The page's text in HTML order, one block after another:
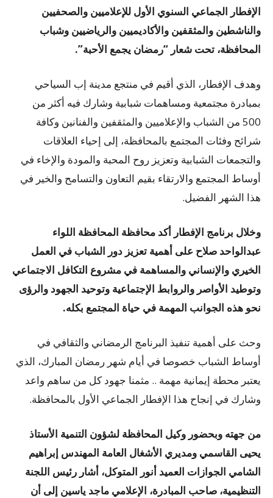
الإفطار الجماعي السنوي الأول للإعلاميين والصحفيين
والناشطين والمثقفين والأكاديميين والرياضيين وشباب
المحافظة، تحت شعار “رمضان يجمع الأحبة”.
وهدف الإفطار، الذي أقيم في منتجع مدينة إب السياحي
بمبادرة مجتمعية ومساهمات شبابية وشارك فيه أكثر من
500 من الشباب والإعلاميين والمثقفين والفنانين وكافة
شرائح وفئات المجتمع بالمحافظة، إلى إحياء العلاقات
والتجمعات الشبابية وتعزيز روح المحبة والمودة والإخاء في
أوساط المجتمع والارتقاء بقيم التعاون والتسامح والخير في
هذا الشهر الفضيل.
وخلال برنامج الإفطار أكد محافظة المحافظة اللواء
عبدالواحد صلاح على أهمية تعزيز دور الشباب في العمل
الخيري والإنساني والمساهمة في مشروع التكافل الاجتماعي
وتوطيد الأواصر والروابط الإجتماعية وتوحيد الجهود والرؤى
نحو هذه الجوانب المهمة في حياة المجتمع بكله.
وحث على أهمية تنفيذ البرنامج الرمضاني والثقافي في
أوساط الشباب خصوصا في أيام شهر رمضان المبارك، الذي
يعتبر محطة إيمانية مهمة .. مثمنا جهود كل من ساهم واعد
وشارك في إنجاح هذا الإفطار الجماعي الأول بالمحافظة.
من جهته وبحضور وكيل المحافظة لشؤون التنمية الأستاذ
يحيى القاسمي ومديري الأشغال العامة المهندس إبراهيم
الشامي الجوازات العميد أنور المتوكل، أشار رئيس اللجنة
التنظيمية، صاحب المبادرة، الإعلامي ماجد ياسين إلى أن